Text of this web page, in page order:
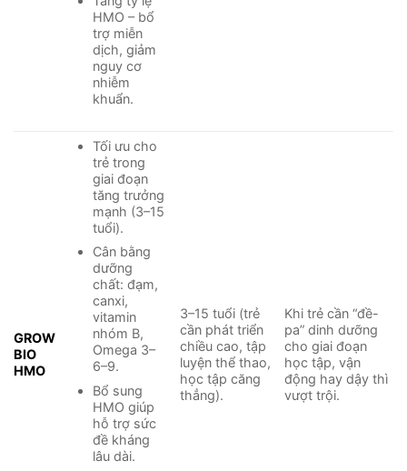
HMO – bổ
trợ miễn
dịch, giảm
nguy cơ
nhiễm
khuẩn.
GROW
BIO
HMO
Tối ưu cho
trẻ trong
giai đoạn
tăng trưởng
mạnh (3–15
tuổi).
Cân bằng
dưỡng
chất: đạm,
canxi,
vitamin
nhóm B,
Omega 3–
6–9.
Bổ sung
HMO giúp
hỗ trợ sức
đề kháng
lâu dài.
3–15 tuổi (trẻ
cần phát triển
chiều cao, tập
luyện thể thao,
học tập căng
thẳng).
Khi trẻ cần “đề-
pa” dinh dưỡng
cho giai đoạn
học tập, vận
động hay dậy thì
vượt trội.